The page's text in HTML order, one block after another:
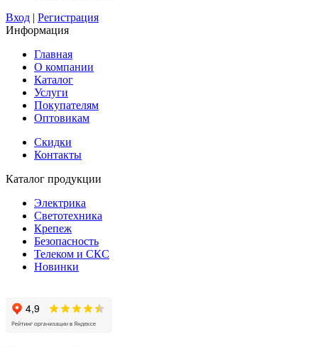
Вход | Регистрация
Информация
Главная
О компании
Каталог
Услуги
Покупателям
Оптовикам
Скидки
Контакты
Каталог продукции
Электрика
Светотехника
Крепеж
Безопасность
Телеком и СКС
Новинки